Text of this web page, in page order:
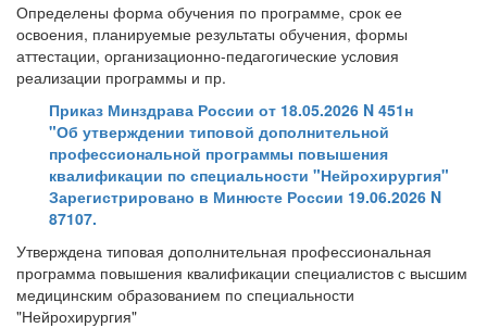
Определены форма обучения по программе, срок ее
освоения, планируемые результаты обучения, формы
аттестации, организационно-педагогические условия
реализации программы и пр.
Приказ Минздрава России от 18.05.2026 N 451н
"Об утверждении типовой дополнительной
профессиональной программы повышения
квалификации по специальности "Нейрохирургия"
Зарегистрировано в Минюсте России 19.06.2026 N
87107.
Утверждена типовая дополнительная профессиональная
программа повышения квалификации специалистов с высшим
медицинским образованием по специальности
"Нейрохирургия"